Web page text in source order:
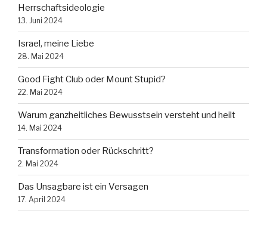
Herrschaftsideologie
13. Juni 2024
Israel, meine Liebe
28. Mai 2024
Good Fight Club oder Mount Stupid?
22. Mai 2024
Warum ganzheitliches Bewusstsein versteht und heilt
14. Mai 2024
Transformation oder Rückschritt?
2. Mai 2024
Das Unsagbare ist ein Versagen
17. April 2024